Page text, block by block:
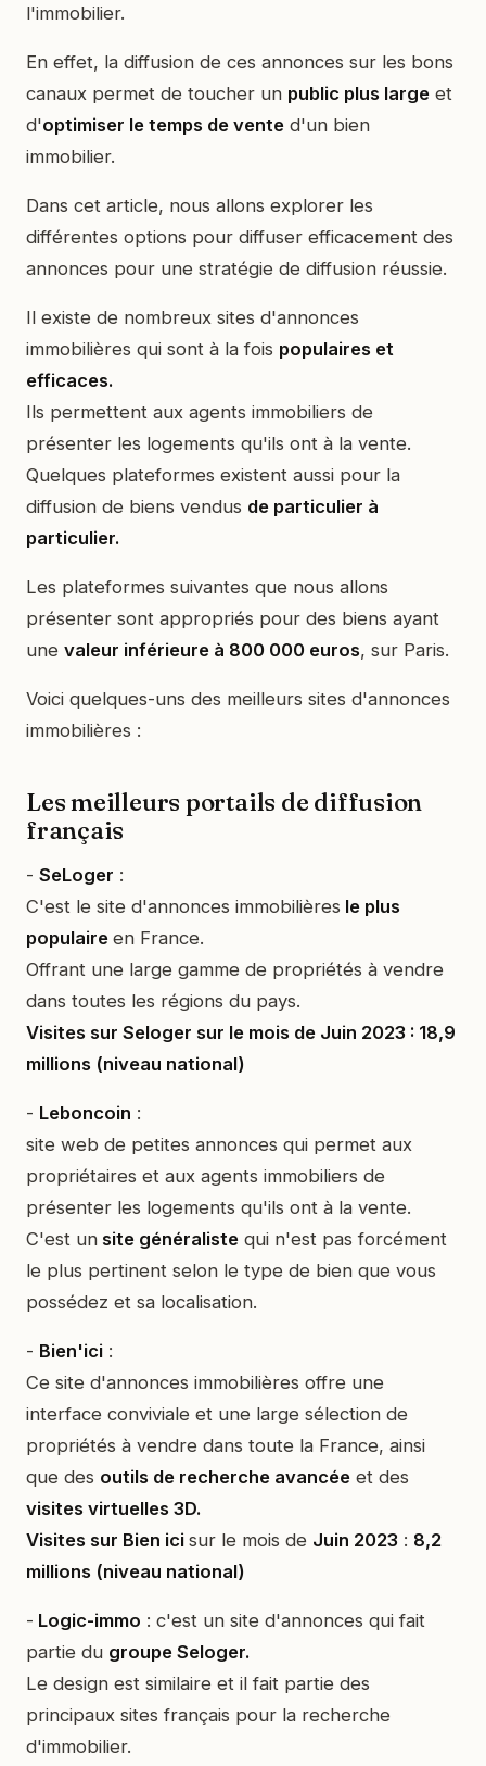
l'immobilier.
En effet, la diffusion de ces annonces sur les bons
canaux permet de toucher un public plus large et
d'optimiser le temps de vente d'un bien
immobilier.
Dans cet article, nous allons explorer les
différentes options pour diffuser efficacement des
annonces pour une stratégie de diffusion réussie.
Il existe de nombreux sites d'annonces
immobilières qui sont à la fois populaires et
efficaces.
Ils permettent aux agents immobiliers de
présenter les logements qu'ils ont à la vente.
Quelques plateformes existent aussi pour la
diffusion de biens vendus de particulier à
particulier.
Les plateformes suivantes que nous allons
présenter sont appropriés pour des biens ayant
une valeur inférieure à 800 000 euros, sur Paris.
Voici quelques-uns des meilleurs sites d'annonces
immobilières :
Les meilleurs portails de diffusion
français
- SeLoger :
C'est le site d'annonces immobilières le plus
populaire en France.
Offrant une large gamme de propriétés à vendre
dans toutes les régions du pays.
Visites sur Seloger sur le mois de Juin 2023 : 18,9
millions (niveau national)
- Leboncoin :
site web de petites annonces qui permet aux
propriétaires et aux agents immobiliers de
présenter les logements qu'ils ont à la vente.
C'est un site généraliste qui n'est pas forcément
le plus pertinent selon le type de bien que vous
possédez et sa localisation.
- Bien'ici :
Ce site d'annonces immobilières offre une
interface conviviale et une large sélection de
propriétés à vendre dans toute la France, ainsi
que des outils de recherche avancée et des
visites virtuelles 3D.
Visites sur Bien ici sur le mois de Juin 2023 : 8,2
millions (niveau national)
- Logic-immo : c'est un site d'annonces qui fait
partie du groupe Seloger.
Le design est similaire et il fait partie des
principaux sites français pour la recherche
d'immobilier.